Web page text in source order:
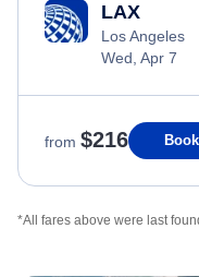
LAX
Los Angeles
Wed, Apr 7
from $216
*All fares above were last